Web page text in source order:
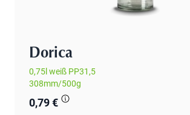
Dorica
0,75l weiß PP31,5
308mm/500g
0,79 €